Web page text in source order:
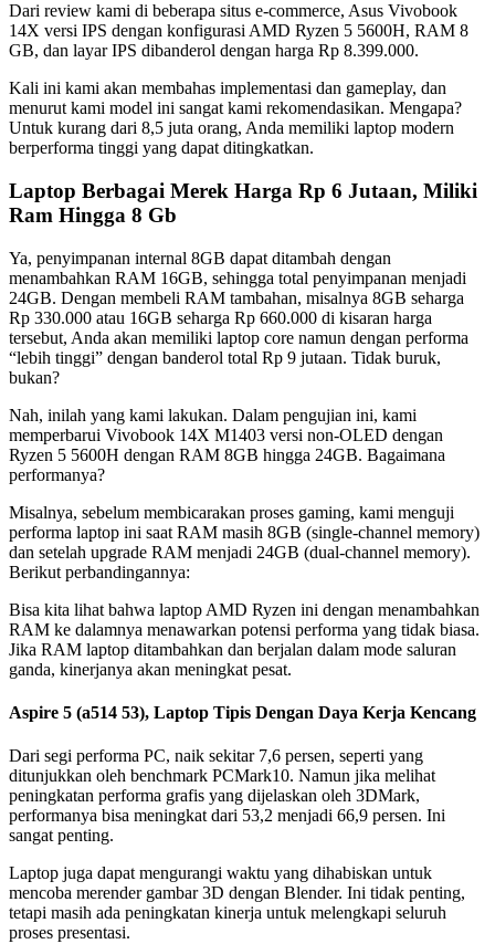
Dari review kami di beberapa situs e-commerce, Asus Vivobook
14X versi IPS dengan konfigurasi AMD Ryzen 5 5600H, RAM 8
GB, dan layar IPS dibanderol dengan harga Rp 8.399.000.
Kali ini kami akan membahas implementasi dan gameplay, dan
menurut kami model ini sangat kami rekomendasikan. Mengapa?
Untuk kurang dari 8,5 juta orang, Anda memiliki laptop modern
berperforma tinggi yang dapat ditingkatkan.
Laptop Berbagai Merek Harga Rp 6 Jutaan, Miliki
Ram Hingga 8 Gb
Ya, penyimpanan internal 8GB dapat ditambah dengan
menambahkan RAM 16GB, sehingga total penyimpanan menjadi
24GB. Dengan membeli RAM tambahan, misalnya 8GB seharga
Rp 330.000 atau 16GB seharga Rp 660.000 di kisaran harga
tersebut, Anda akan memiliki laptop core namun dengan performa
“lebih tinggi” dengan banderol total Rp 9 jutaan. Tidak buruk,
bukan?
Nah, inilah yang kami lakukan. Dalam pengujian ini, kami
memperbarui Vivobook 14X M1403 versi non-OLED dengan
Ryzen 5 5600H dengan RAM 8GB hingga 24GB. Bagaimana
performanya?
Misalnya, sebelum membicarakan proses gaming, kami menguji
performa laptop ini saat RAM masih 8GB (single-channel memory)
dan setelah upgrade RAM menjadi 24GB (dual-channel memory).
Berikut perbandingannya:
Bisa kita lihat bahwa laptop AMD Ryzen ini dengan menambahkan
RAM ke dalamnya menawarkan potensi performa yang tidak biasa.
Jika RAM laptop ditambahkan dan berjalan dalam mode saluran
ganda, kinerjanya akan meningkat pesat.
Aspire 5 (a514 53), Laptop Tipis Dengan Daya Kerja Kencang
Dari segi performa PC, naik sekitar 7,6 persen, seperti yang
ditunjukkan oleh benchmark PCMark10. Namun jika melihat
peningkatan performa grafis yang dijelaskan oleh 3DMark,
performanya bisa meningkat dari 53,2 menjadi 66,9 persen. Ini
sangat penting.
Laptop juga dapat mengurangi waktu yang dihabiskan untuk
mencoba merender gambar 3D dengan Blender. Ini tidak penting,
tetapi masih ada peningkatan kinerja untuk melengkapi seluruh
proses presentasi.